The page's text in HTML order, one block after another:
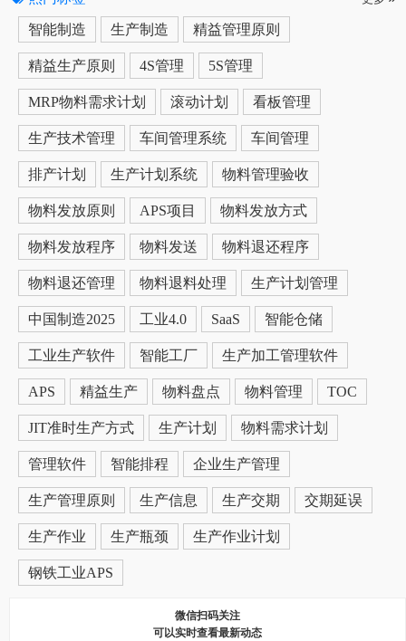
智能制造 生产制造 精益管理原则
精益生产原则 4S管理 5S管理
MRP物料需求计划 滚动计划 看板管理
生产技术管理 车间管理系统 车间管理
排产计划 生产计划系统 物料管理验收
物料发放原则 APS项目 物料发放方式
物料发放程序 物料发送 物料退还程序
物料退还管理 物料退料处理 生产计划管理
中国制造2025 工业4.0 SaaS 智能仓储
工业生产软件 智能工厂 生产加工管理软件
APS 精益生产 物料盘点 物料管理 TOC
JIT准时生产方式 生产计划 物料需求计划
管理软件 智能排程 企业生产管理
生产管理原则 生产信息 生产交期 交期延误
生产作业 生产瓶颈 生产作业计划
钢铁工业APS
微信扫码关注
可以实时查看最新动态